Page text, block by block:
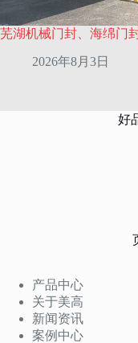
芜湖机械门封、海绵门
2026年8月3日
好
产品中心
关于美高
新闻资讯
案例中心